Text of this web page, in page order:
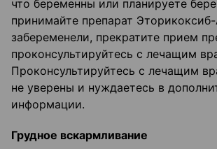
что беременны или планируете
принимайте препарат
забеременели, прекратите прием
проконсультируйтесь с лечащим
Проконсультируйтесь с лечащим
не уверены и нуждаетесь в
информации.
Грудное вскармливание